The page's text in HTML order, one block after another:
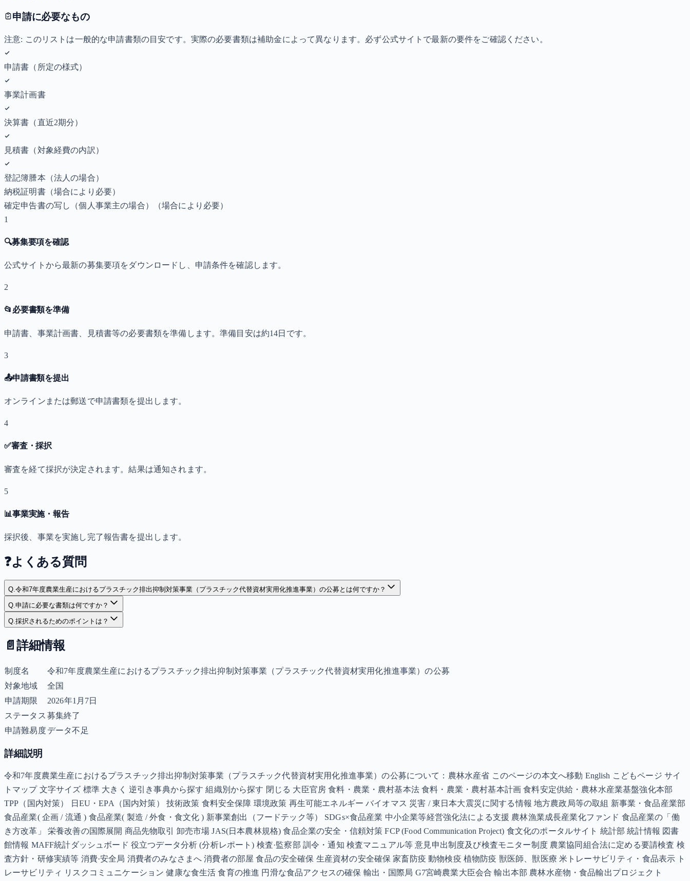
申請に必要なもの
注意: このリストは一般的な申請書類の目安です。実際の必要書類は補助金によって異なります。必ず公式サイトで最新の要件をご確認ください。
申請書（所定の様式）
事業計画書
決算書（直近2期分）
見積書（対象経費の内訳）
登記簿謄本（法人の場合）
納税証明書（場合により必要）
確定申告書の写し（個人事業主の場合）
（場合により必要）
1
🔍募集要項を確認
公式サイトから最新の募集要項をダウンロードし、申請条件を確認します。
2
📂 必要書類を準備
申請書、事業計画書、見積書等の必要書類を準備します。準備目安は約14日です。
3
📤申請書類を提出
オンラインまたは郵送で申請書類を提出します。
4
✅審査・採択
審査を経て採択が決定されます。結果は通知されます。
5
📊事業実施・報告
採択後、事業を実施し完了報告書を提出します。
❓よくある質問
Q.令和7年度農業生産におけるプラスチック排出抑制対策事業（プラスチック代替資材実用化推進事業）の公募とは何ですか？
Q.申請に必要な書類は何ですか？
Q.採択されるためのポイントは？
📄 詳細情報
制度名
令和7年度農業生産におけるプラスチック排出抑制対策事業（プラスチック代替資材実用化推進事業）の公募
対象地域
全国
申請期限
2026年1月7日
ステータス 募集終了
申請難易度データ不足
詳細説明
令和7年度農業生産におけるプラスチック排出抑制対策事業（プラスチック代替資材実用化推進事業）の公募について：農林水産省 このページの本文へ移動 English こどもページ サイ
トマップ 文字サイズ 標準 大きく 逆引き事典から探す 組織別から探す 閉じる 大臣官房 食料・農業・農村基本法 食料・農業・農村基本計画 食料安定供給・農林水産業基盤強化本部
TPP（国内対策） 日EU・EPA（国内対策） 技術政策 食料安全保障 環境政策 再生可能エネルギー バイオマス 災害 / 東日本大震災に関する情報 地方農政局等の取組 新事業・食品産業部
食品産業( 企画 / 流通 ) 食品産業( 製造 / 外食・食文化 ) 新事業創出（フードテック等） SDGs×食品産業 中小企業等経営強化法による支援 農林漁業成長産業化ファンド 食品産業の「働
き方改革」 栄養改善の国際展開 商品先物取引 卸売市場 JAS(日本農林規格) 食品企業の安全・信頼対策 FCP (Food Communication Project) 食文化のポータルサイト 統計部 統計情報 図書
館情報 MAFF統計ダッシュボード 役立つデータ分析 (分析レポート) 検査·監察部 訓令・通知 検査マニュアル等 意見申出制度及び検査モニター制度 農業協同組合法に定める要請検査 検
査方針・研修実績等 消費·安全局 消費者のみなさまへ 消費者の部屋 食品の安全確保 生産資材の安全確保 家畜防疫 動物検疫 植物防疫 獣医師、獣医療 米トレーサビリティ・食品表示 ト
レーサビリティ リスクコミュニケーション 健康な食生活 食育の推進 円滑な食品アクセスの確保 輸出・国際局 G7宮崎農業大臣会合 輸出本部 農林水産物・食品輸出プロジェクト